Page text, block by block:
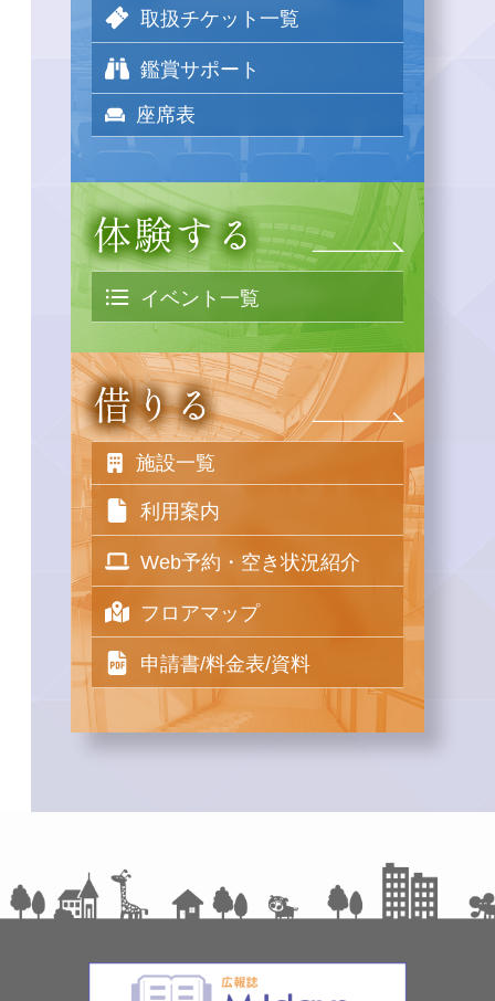
取扱チケット一覧
鑑賞サポート
座席表
イベント一覧
施設一覧
利用案内
Web予約・空き状況紹介
フロアマップ
申請書/料金表/資料